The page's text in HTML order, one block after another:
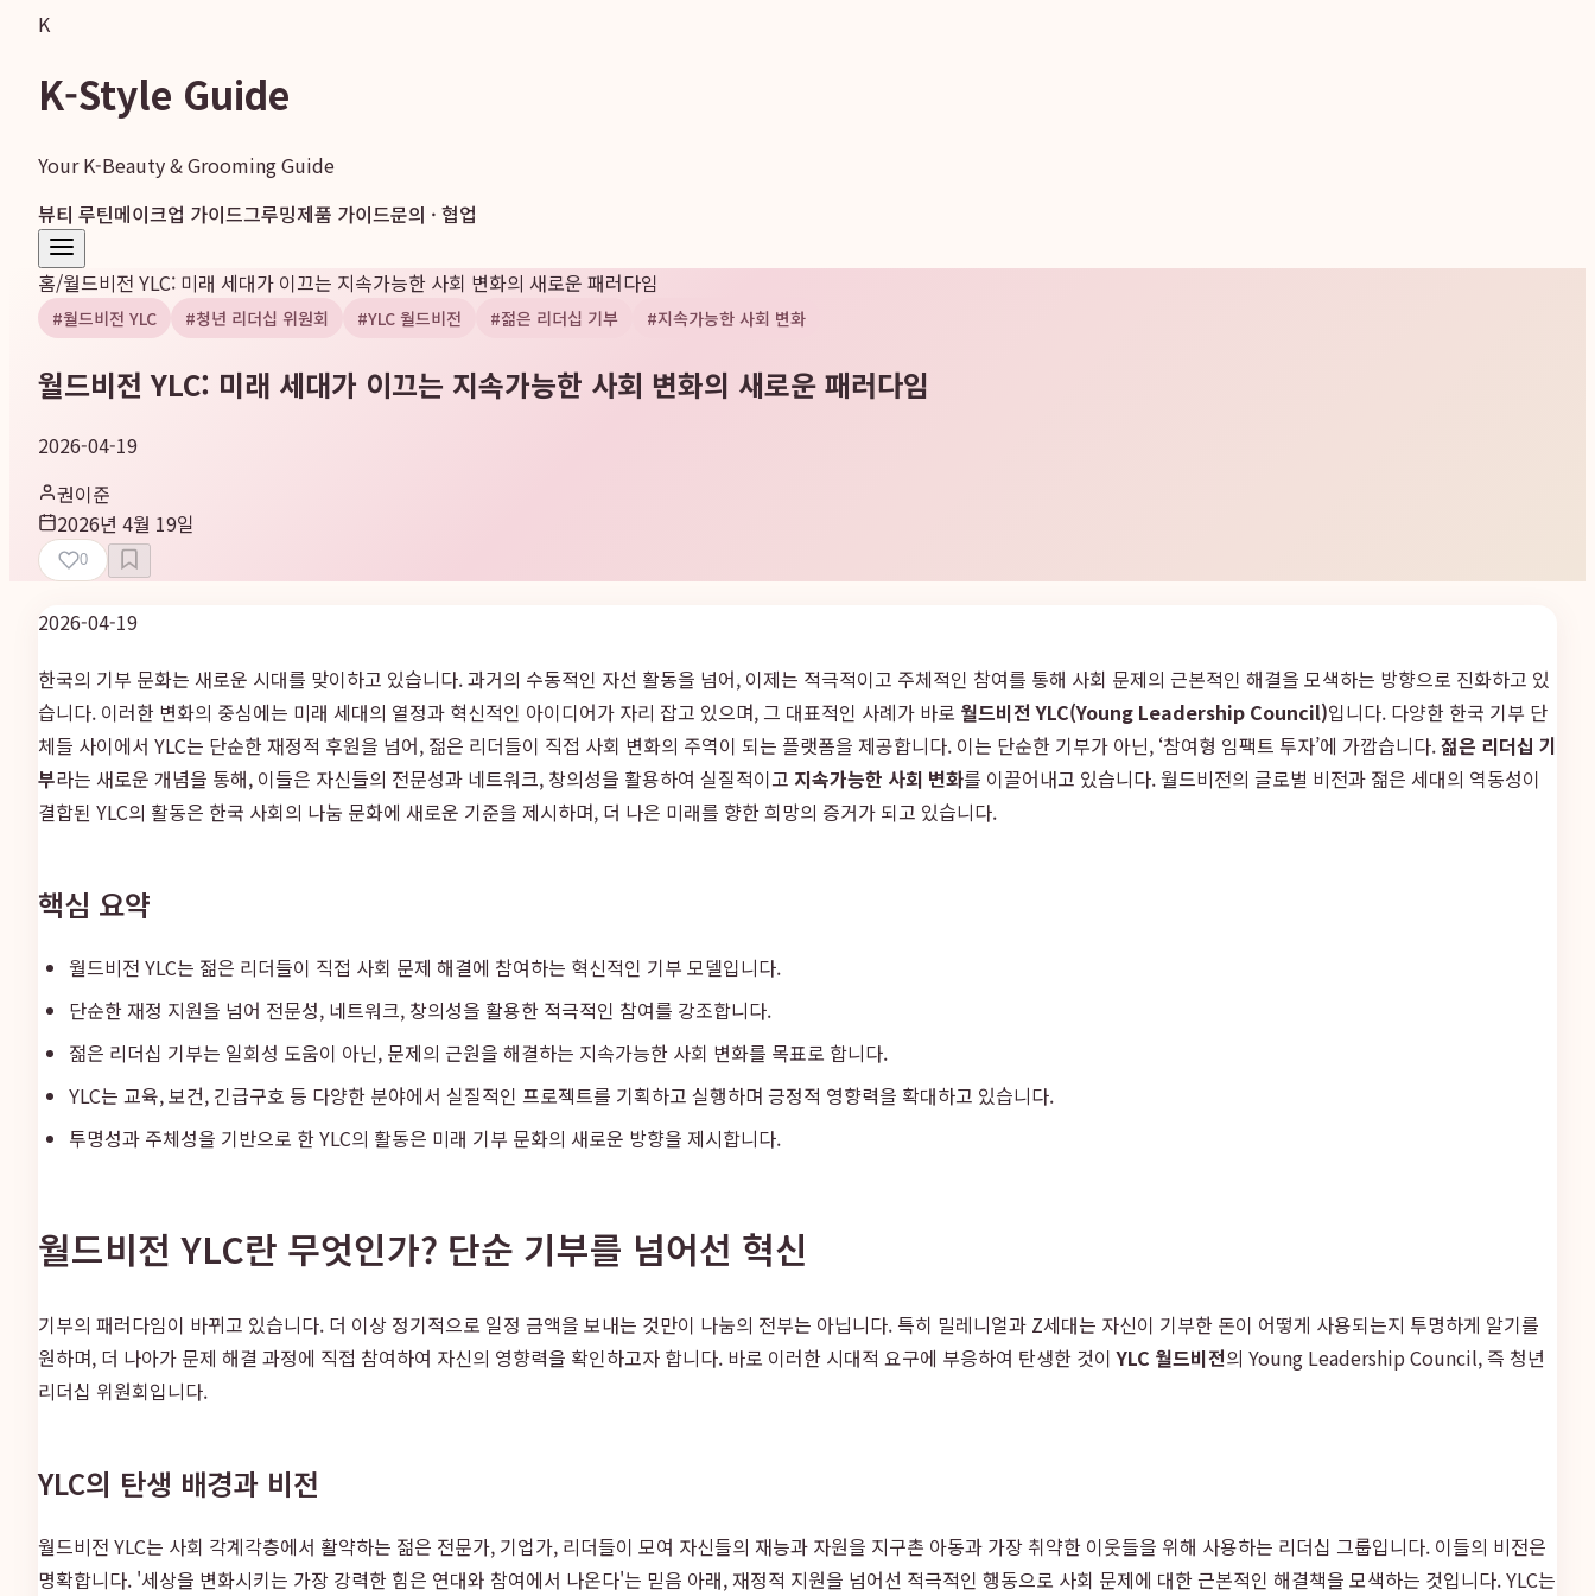
K
K-Style Guide
Your K-Beauty & Grooming Guide
뷰티 루틴메이크업 가이드그루밍제품 가이드문의 · 협업
홈/월드비전 YLC: 미래 세대가 이끄는 지속가능한 사회 변화의 새로운 패러다임
#월드비전 YLC #청년 리더십 위원회 #YLC 월드비전 #젊은 리더십 기부 #지속가능한 사회 변화
월드비전 YLC: 미래 세대가 이끄는 지속가능한 사회 변화의 새로운 패러다임
2026-04-19
권이준
2026년 4월 19일
0
2026-04-19
한국의 기부 문화는 새로운 시대를 맞이하고 있습니다. 과거의 수동적인 자선 활동을 넘어, 이제는 적극적이고 주체적인 참여를 통해 사회 문제의 근본적인 해결을 모색하는 방향으로 진화하고 있
습니다. 이러한 변화의 중심에는 미래 세대의 열정과 혁신적인 아이디어가 자리 잡고 있으며, 그 대표적인 사례가 바로 월드비전 YLC(Young Leadership Council)입니다. 다양한 한국 기부 단
체들 사이에서 YLC는 단순한 재정적 후원을 넘어, 젊은 리더들이 직접 사회 변화의 주역이 되는 플랫폼을 제공합니다. 이는 단순한 기부가 아닌, ‘참여형 임팩트 투자’에 가깝습니다.젊은 리더십 기
부라는 새로운 개념을 통해, 이들은 자신들의 전문성과 네트워크, 창의성을 활용하여 실질적이고 지속가능한 사회 변화를 이끌어내고 있습니다. 월드비전의 글로벌 비전과 젊은 세대의 역동성이
결합된 YLC의 활동은 한국 사회의 나눔 문화에 새로운 기준을 제시하며, 더 나은 미래를 향한 희망의 증거가 되고 있습니다.
핵심 요약
월드비전 YLC는 젊은 리더들이 직접 사회 문제 해결에 참여하는 혁신적인 기부 모델입니다.
단순한 재정 지원을 넘어 전문성, 네트워크, 창의성을 활용한 적극적인 참여를 강조합니다.
젊은 리더십 기부는 일회성 도움이 아닌, 문제의 근원을 해결하는 지속가능한 사회 변화를 목표로 합니다.
YLC는 교육, 보건, 긴급구호 등 다양한 분야에서 실질적인 프로젝트를 기획하고 실행하며 긍정적 영향력을 확대하고 있습니다.
투명성과 주체성을 기반으로 한 YLC의 활동은 미래 기부 문화의 새로운 방향을 제시합니다.
월드비전 YLC란 무엇인가? 단순 기부를 넘어선 혁신
기부의 패러다임이 바뀌고 있습니다. 더 이상 정기적으로 일정 금액을 보내는 것만이 나눔의 전부는 아닙니다. 특히 밀레니얼과 Z세대는 자신이 기부한 돈이 어떻게 사용되는지 투명하게 알기를
원하며, 더 나아가 문제 해결 과정에 직접 참여하여 자신의 영향력을 확인하고자 합니다. 바로 이러한 시대적 요구에 부응하여 탄생한 것이YLC 월드비전의 Young Leadership Council, 즉 청년
리더십 위원회입니다.
YLC의 탄생 배경과 비전
월드비전 YLC는 사회 각계각층에서 활약하는 젊은 전문가, 기업가, 리더들이 모여 자신들의 재능과 자원을 지구촌 아동과 가장 취약한 이웃들을 위해 사용하는 리더십 그룹입니다. 이들의 비전은
명확합니다. '세상을 변화시키는 가장 강력한 힘은 연대와 참여에서 나온다'는 믿음 아래, 재정적 지원을 넘어선 적극적인 행동으로 사회 문제에 대한 근본적인 해결책을 모색하는 것입니다. YLC는